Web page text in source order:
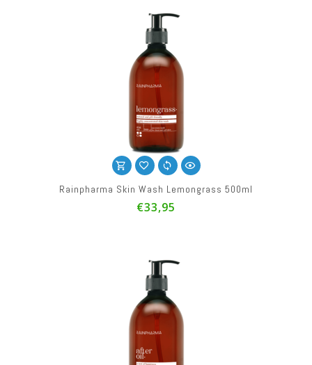
Rainpharma Skin Wash Lemongrass 500ml
€33,95